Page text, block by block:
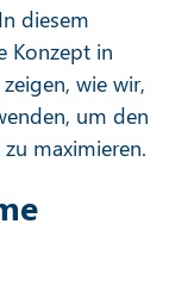
diesem
Konzept in
wie wir,
um den
maximieren.